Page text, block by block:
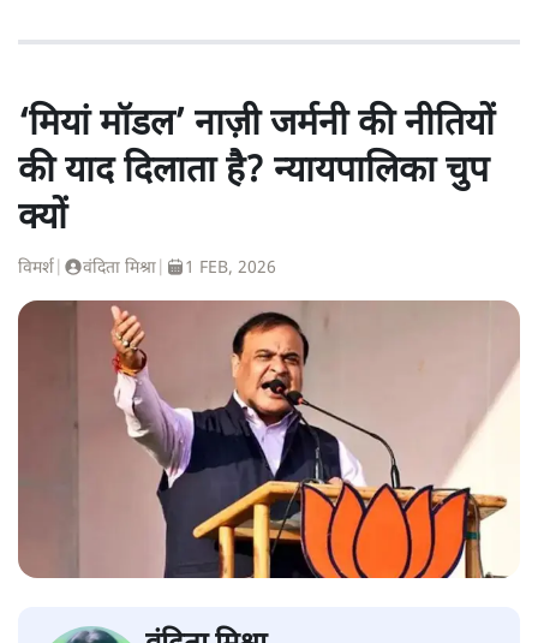
‘मियां मॉडल’ नाज़ी जर्मनी की नीतियों
की याद दिलाता है? न्यायपालिका चुप
क्यों
विमर्श वंदिता मिश्रा 1 FEB, 2026